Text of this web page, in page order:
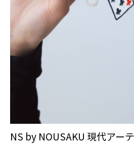
NS by NOUSAKU 現代アー